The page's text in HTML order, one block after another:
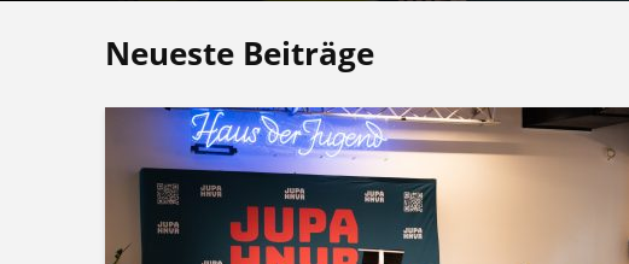
Neueste Beiträge